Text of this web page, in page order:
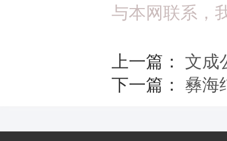
与本网联系，
上一篇： 文成
下一篇： 彝海